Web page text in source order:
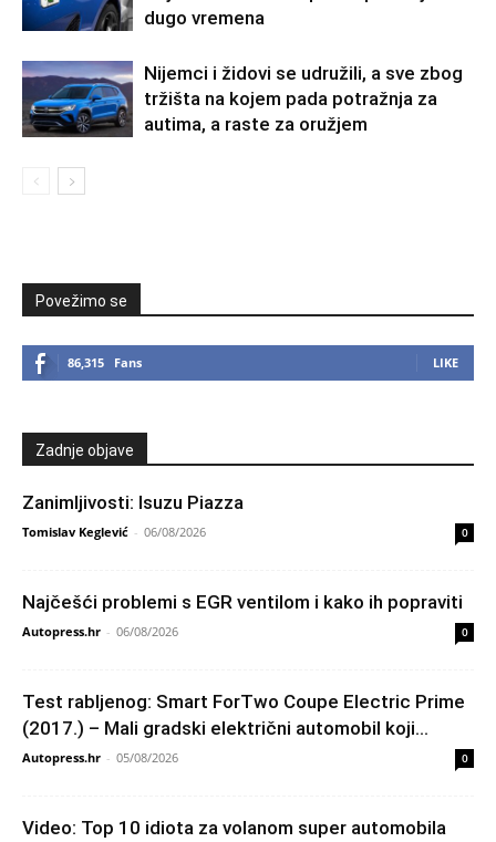
dugo vremena
Nijemci i židovi se udružili, a sve zbog
tržišta na kojem pada potražnja za
autima, a raste za oružjem
Povežimo se
86,315 Fans LIKE
Zadnje objave
Zanimljivosti: Isuzu Piazza
Tomislav Keglević - 06/08/2026 0
Najčešći problemi s EGR ventilom i kako ih popraviti
Autopress.hr - 06/08/2026 0
Test rabljenog: Smart ForTwo Coupe Electric Prime
(2017.) – Mali gradski električni automobil koji...
Autopress.hr - 05/08/2026 0
Video: Top 10 idiota za volanom super automobila